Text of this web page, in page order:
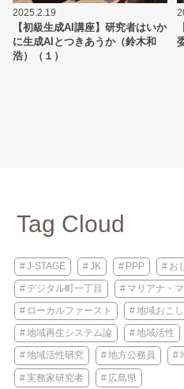
2025.2.19
【初級生成AI講座】研究者はいか
に生成AIとつきあうか（鈴木和
浩）（１）
Tag Cloud
J-STAGE JK PPP お
デジタル町一丁目 マリアナ・
ローカルファースト 地域おこ
地域再生システム論 地域活性
地域活性研究 地方公務員
実務家研究者 広島県